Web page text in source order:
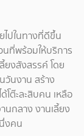
ไปในทางที่ดีขึ้น
ที่พร้อมให้บริการ
ยงสังสรรค์ โดย
วันงาน สร้าง
โต๊ะละสิบคน เหลือ
นกลาง งานเลี้ยง
งคน